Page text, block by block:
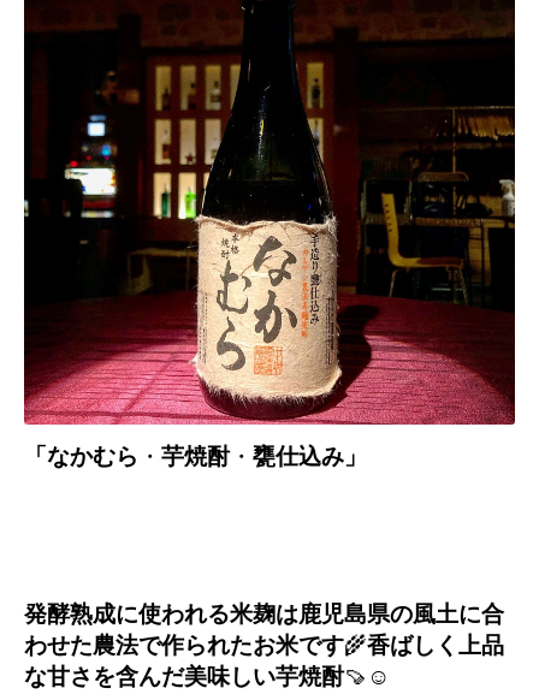
「なかむら ・ 芋焼酎・ 甕仕込み」
発酵熟成に使われる米麹は鹿児島県の風土に合
わせた農法で作られたお米です🌾香ばしく上品
な甘さを含んだ美味しい芋焼酎🍠☺️